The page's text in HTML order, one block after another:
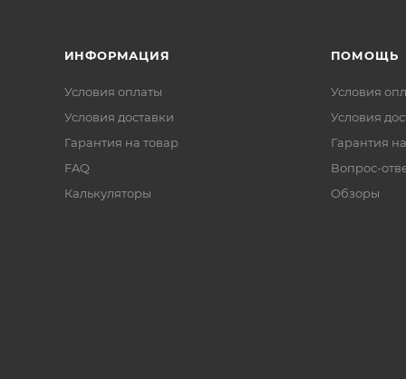
ИНФОРМАЦИЯ
Условия оплаты
Условия доставки
Гарантия на товар
FAQ
Калькуляторы
ПОМОЩЬ
Условия
Условия
Гарантия
Вопрос-
Обзоры